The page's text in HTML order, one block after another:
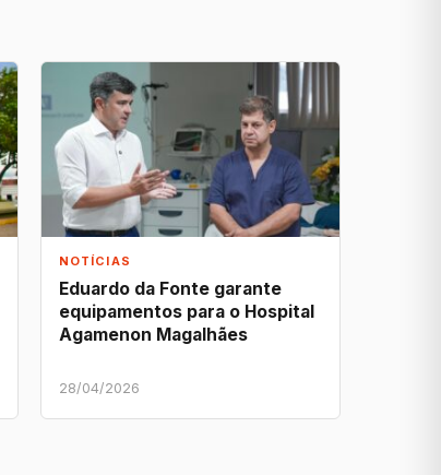
NOTÍCIAS
Eduardo da Fonte garante
equipamentos para o Hospital
Agamenon Magalhães
28/04/2026